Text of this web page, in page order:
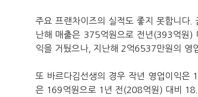
주요 프랜차이즈의 실적도 좋지 못합니다.
난해 매출은 375억원으로 전년(393억원
익을 거뒀으나, 지난해 2억6537만원의 영
또 바르다김선생의 경우 작년 영업이익
은 169억원으로 1년 전(208억원) 대비